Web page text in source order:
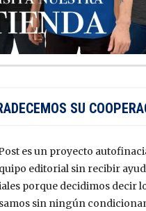
SU
es un proyecto
editorial sin recibir
porque decidimos decir
sin ningún